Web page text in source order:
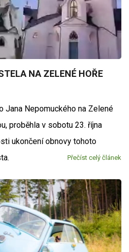
NA ZELENÉ HOŘE
Jana Nepomuckého na Zelené
proběhla v sobotu 23. října
ukončení obnovy tohoto
Přečíst celý článek